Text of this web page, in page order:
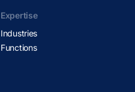
Expertise
Industries
Functions